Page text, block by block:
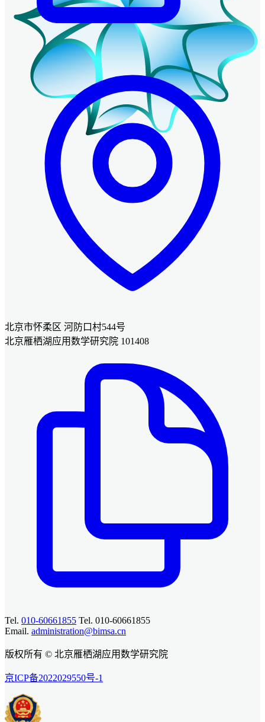
北京市怀柔区 河防口村544号
北京雁栖湖应用数学研究院 101408
Tel. 010-60661855 Tel. 010-60661855
Email. administration@bimsa.cn
版权所有 © 北京雁栖湖应用数学研究院
京ICP备2022029550号-1